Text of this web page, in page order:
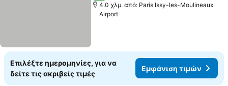
4.0 χλμ. από: Paris Issy-les-Moulineaux
Airport
Επιλέξτε ημερομηνίες, για να
δείτε τις ακριβείς τιμές
Εμφάνιση τιμών